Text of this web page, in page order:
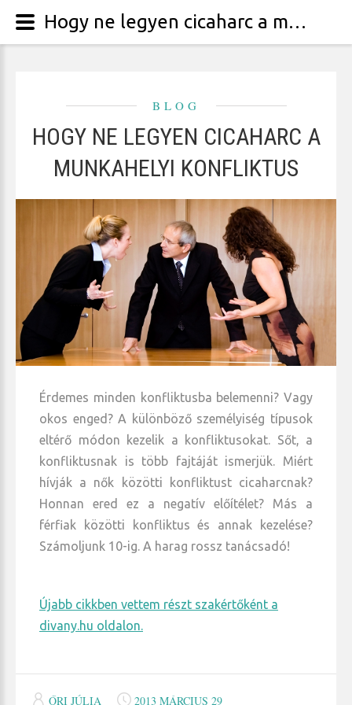
BLOG
HOGY NE LEGYEN CICAHARC A
MUNKAHELYI KONFLIKTUS
Érdemes minden konfliktusba belemenni? Vagy
okos enged? A különböző személyiség típusok
eltérő módon kezelik a konfliktusokat. Sőt, a
konfliktusnak is több fajtáját ismerjük. Miért
hívják a nők közötti konfliktust cicaharcnak?
Honnan ered ez a negatív előítélet? Más a
férfiak közötti konfliktus és annak kezelése?
Számoljunk 10-ig. A harag rossz tanácsadó!
Újabb cikkben vettem részt szakértőként a
divany.hu oldalon.
ŐRI JÚLIA 2013 MÁRCIUS 29
Hogy ne legyen cicaharc a munkahelyi konfliktus